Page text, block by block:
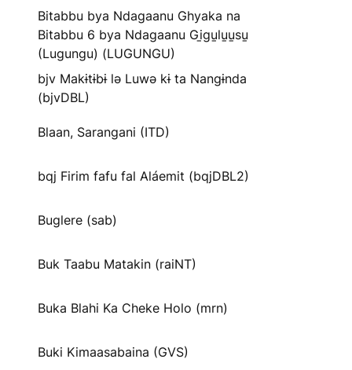
Bitabbu bya Ndagaanu Ghyaka na
Bitabbu 6 bya Ndagaanu Gi̱gu̱lu̱u̱su̱
(Lugungu) (LUGUNGU)
bjv Makɨtɨbɨ lə Luwə kɨ ta Nangɨnda
(bjvDBL)
Blaan, Sarangani (ITD)
bqj Firim fafu fal Aláemit (bqjDBL2)
Buglere (sab)
Buk Taabu Matakin (raiNT)
Buka Blahi Ka Cheke Holo (mrn)
Buki Kimaasabaina (GVS)